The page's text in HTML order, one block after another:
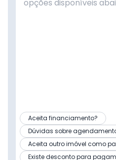
Aceita financiamento?
Dúvidas sobre
Aceita outro imóvel como
Existe desconto para